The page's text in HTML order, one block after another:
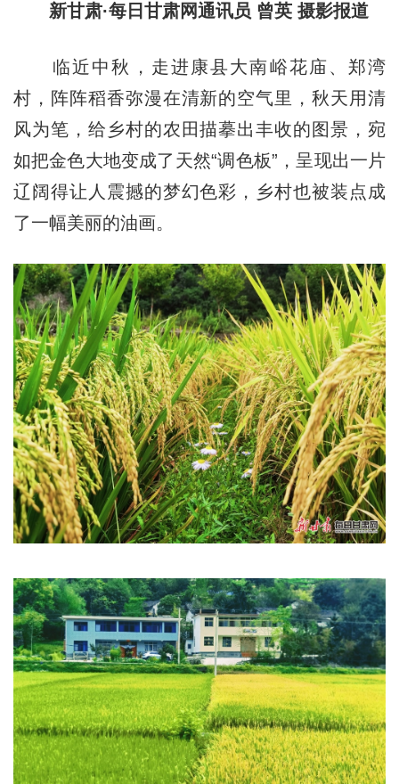
新甘肃·每日甘肃网通讯员 曾英 摄影报道
临近中秋，走进康县大南峪花庙、郑湾
村，阵阵稻香弥漫在清新的空气里，秋天用清
风为笔，给乡村的农田描摹出丰收的图景，宛
如把金色大地变成了天然“调色板”，呈现出一片
辽阔得让人震撼的梦幻色彩，乡村也被装点成
了一幅美丽的油画。